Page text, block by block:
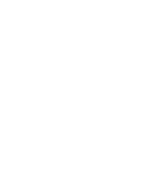
weekend aug